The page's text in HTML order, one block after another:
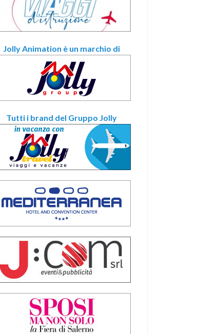
Jolly Animation è un marchio di
Tutti i brand del Gruppo Jolly